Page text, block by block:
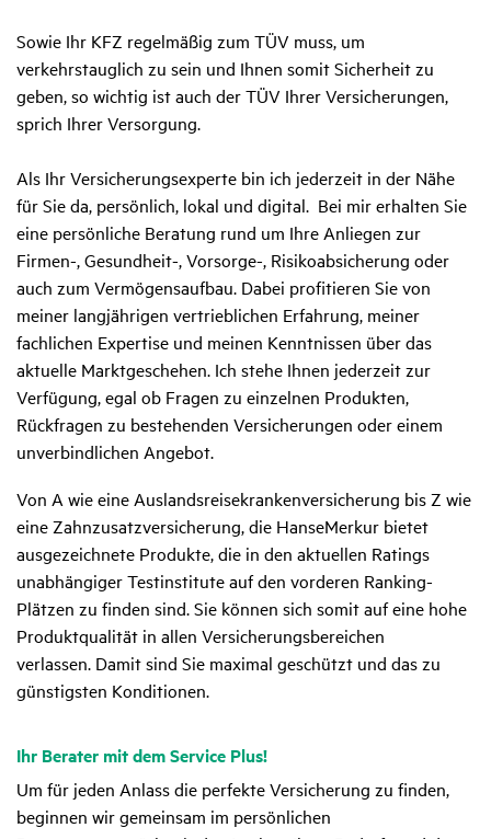
Sowie Ihr KFZ regelmäßig zum TÜV muss, um
verkehrstauglich zu sein und Ihnen somit Sicherheit zu
geben, so wichtig ist auch der TÜV Ihrer Versicherungen,
sprich Ihrer Versorgung.
Als Ihr Versicherungsexperte bin ich jederzeit in der Nähe
für Sie da, persönlich, lokal und digital. Bei mir erhalten Sie
eine persönliche Beratung rund um Ihre Anliegen zur
Firmen-, Gesundheit-, Vorsorge-, Risikoabsicherung oder
auch zum Vermögensaufbau. Dabei profitieren Sie von
meiner langjährigen vertrieblichen Erfahrung, meiner
fachlichen Expertise und meinen Kenntnissen über das
aktuelle Marktgeschehen. Ich stehe Ihnen jederzeit zur
Verfügung, egal ob Fragen zu einzelnen Produkten,
Rückfragen zu bestehenden Versicherungen oder einem
unverbindlichen Angebot.
Von A wie eine Auslandsreisekrankenversicherung bis Z wie
eine Zahnzusatzversicherung, die HanseMerkur bietet
ausgezeichnete Produkte, die in den aktuellen Ratings
unabhängiger Testinstitute auf den vorderen Ranking-
Plätzen zu finden sind. Sie können sich somit auf eine hohe
Produktqualität in allen Versicherungsbereichen
verlassen. Damit sind Sie maximal geschützt und das zu
günstigsten Konditionen.
Ihr Berater mit dem Service Plus!
Um für jeden Anlass die perfekte Versicherung zu finden,
beginnen wir gemeinsam im persönlichen